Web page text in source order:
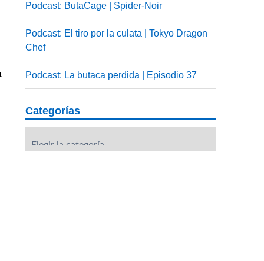
Podcast: ButaCage | Spider-Noir
Podcast: El tiro por la culata | Tokyo Dragon
Chef
Podcast: La butaca perdida | Episodio 37
Categorías